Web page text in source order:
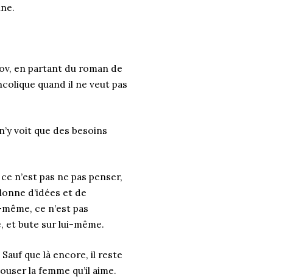
en partant du roman de
quand il ne veut pas
voit que des besoins
n’est pas ne pas penser,
d’idées et de
ce n’est pas
et bute sur lui-même.
que là encore, il reste
la femme qu’il aime.